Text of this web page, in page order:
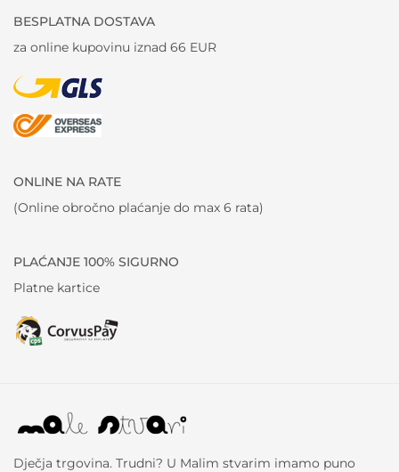
BESPLATNA DOSTAVA
za online kupovinu iznad 66 EUR
ONLINE NA RATE
(Online obročno plaćanje do max 6 rata)
PLAĆANJE 100% SIGURNO
Platne kartice
Dječja trgovina. Trudni? U Malim stvarim imamo puno